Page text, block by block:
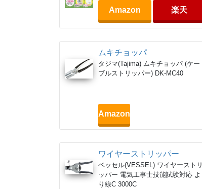
Amazon 楽天
ムキチョッパ
タジマ(Tajima) ムキチョッパ (ケー
ブルストリッパー) DK-MC40
Amazon
ワイヤーストリッパー
ベッセル(VESSEL) ワイヤーストリ
ッパー 電気工事士技能試験対応 よ
り線C 3000C